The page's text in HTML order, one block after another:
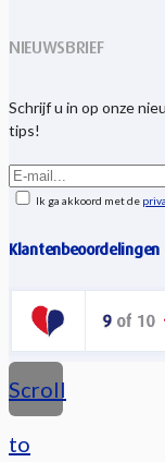
NIEUWSBRIEF
Schrijf u in op onze
tips!
Ik ga akkoord met de
Klantenbeoordelingen
Scroll
to